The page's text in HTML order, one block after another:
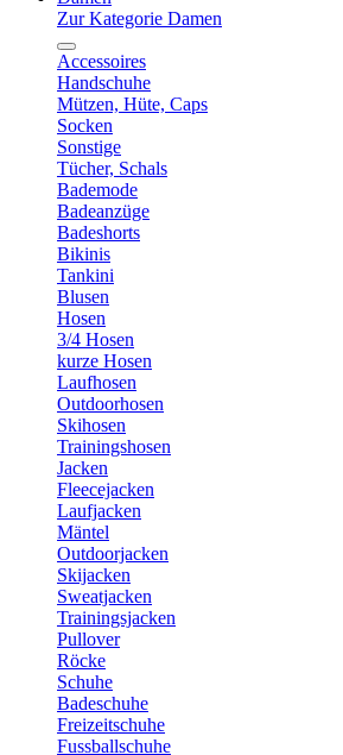
Zur Kategorie Damen
Accessoires
Handschuhe
Mützen, Hüte, Caps
Socken
Sonstige
Tücher, Schals
Bademode
Badeanzüge
Badeshorts
Bikinis
Tankini
Blusen
Hosen
3/4 Hosen
kurze Hosen
Laufhosen
Outdoorhosen
Skihosen
Trainingshosen
Jacken
Fleecejacken
Laufjacken
Mäntel
Outdoorjacken
Skijacken
Sweatjacken
Trainingsjacken
Pullover
Röcke
Schuhe
Badeschuhe
Freizeitschuhe
Fussballschuhe